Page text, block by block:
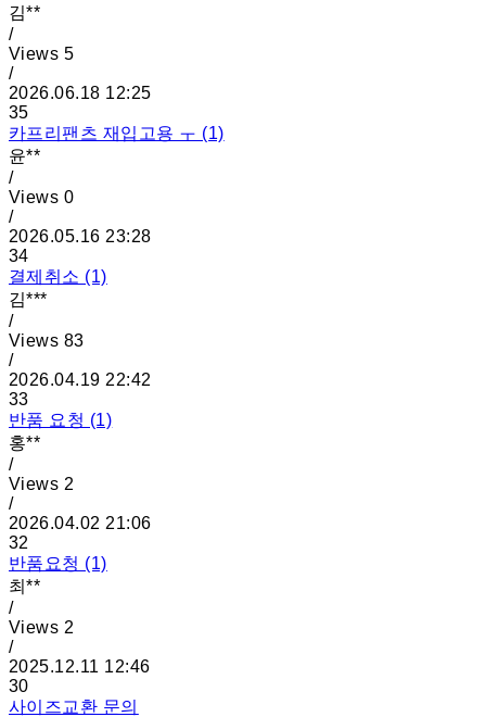
김**
/
Views 5
/
2026.06.18 12:25
35
카프리팬츠 재입고용 ㅜ (1)
윤**
/
Views 0
/
2026.05.16 23:28
34
결제취소 (1)
김***
/
Views 83
/
2026.04.19 22:42
33
반품 요청 (1)
홍**
/
Views 2
/
2026.04.02 21:06
32
반품요청 (1)
최**
/
Views 2
/
2025.12.11 12:46
30
사이즈교환 문의